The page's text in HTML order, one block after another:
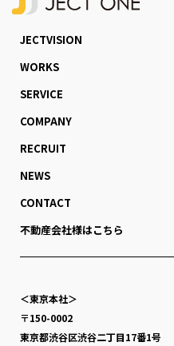
JECTVISION
WORKS
SERVICE
COMPANY
RECRUIT
NEWS
CONTACT
不動産会社様はこちら
＜東京本社＞
〒150-0002
東京都渋谷区渋谷二丁目17番1号